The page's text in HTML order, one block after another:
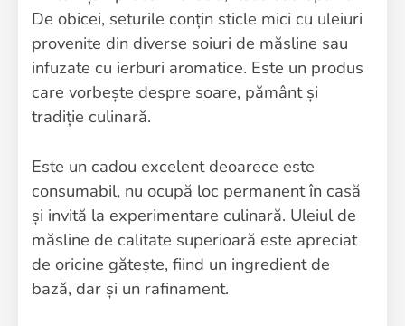
De obicei, seturile conțin sticle mici cu uleiuri
provenite din diverse soiuri de măsline sau
infuzate cu ierburi aromatice. Este un produs
care vorbește despre soare, pământ și
tradiție culinară.
Este un cadou excelent deoarece este
consumabil, nu ocupă loc permanent în casă
și invită la experimentare culinară. Uleiul de
măsline de calitate superioară este apreciat
de oricine gătește, fiind un ingredient de
bază, dar și un rafinament.